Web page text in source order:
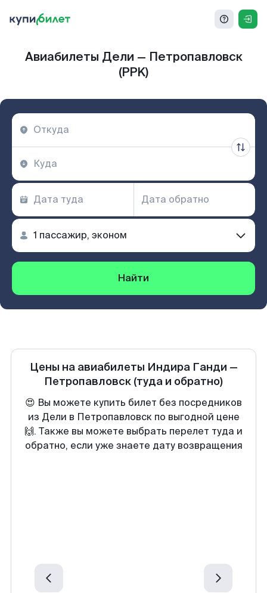
Авиабилеты Дели — Петропавловск
(PPK)
Найти
Цены на авиабилеты Индира Ганди —
Петропавловск (туда и обратно)
😍 Вы можете купить билет без посредников
из Дели в Петропавловск по выгодной цене
🙌. Также вы можете выбрать перелет туда и
обратно, если уже знаете дату возвращения